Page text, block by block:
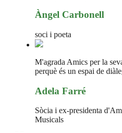
Àngel Carbonell
soci i poeta
M'agrada Amics per la
perquè és un espai de
Adela Farré
Sòcia i ex-presidenta
Musicals